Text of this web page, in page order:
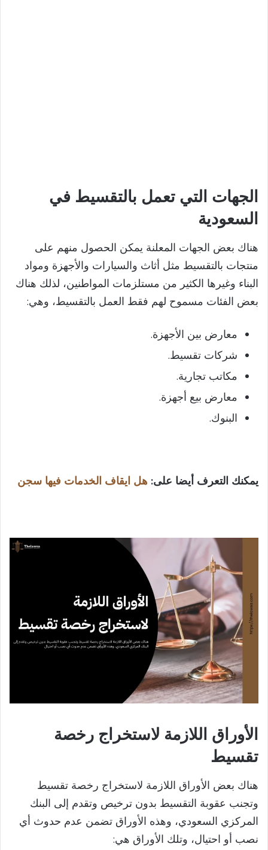
الجهات التي تعمل بالتقسيط في
السعودية
هناك بعض الجهات المعلنة يمكن الحصول منهم على
منتجات بالتقسيط مثل أثاث والسيارات والأجهزة ومواد
البناء وغيرها الكثير من مستلزمات المواطنين، لذلك هناك
بعض الفئات مسموح لهم فقط العمل بالتقسيط، وهي:
معارض بين الأجهزة.
شركات تقسيط.
مكاتب تجارية.
معارض بيع أجهزة.
البنوك.
يمكنك التعرف أيضا على: هل ايقاف الخدمات فيها سجن
الأوراق اللازمة لاستخراج رخصة
تقسيط
هناك بعض الأوراق اللازمة لاستخراج رخصة تقسيط
وتجنب عقوبة التقسيط بدون ترخيص وتقدم إلى البنك
المركزي السعودي، وهذه الأوراق تضمن عدم حدوث أي
نصب أو احتيال، وتلك الأوراق هي: